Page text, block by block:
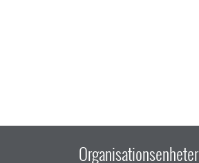
Organisationsenheter